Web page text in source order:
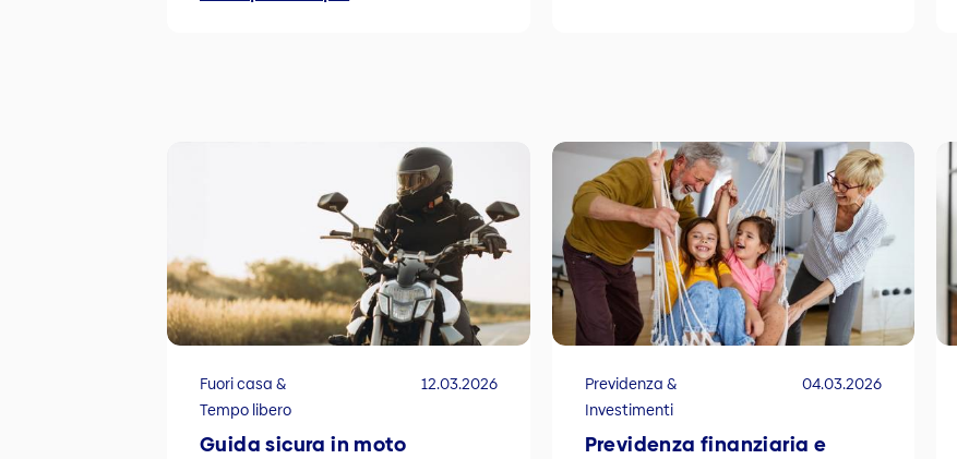
Fuori casa &
Tempo libero
12.03.2026
Guida sicura in moto
Previdenza &
Investimenti
04.03.2026
Previdenza finanziaria e